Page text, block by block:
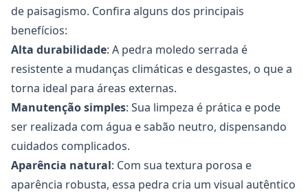
de paisagismo. Confira alguns dos principais
benefícios:
Alta durabilidade: A pedra moledo serrada é
resistente a mudanças climáticas e desgastes, o que a
torna ideal para áreas externas.
Manutenção simples: Sua limpeza é prática e pode
ser realizada com água e sabão neutro, dispensando
cuidados complicados.
Aparência natural: Com sua textura porosa e
aparência robusta, essa pedra cria um visual autêntico